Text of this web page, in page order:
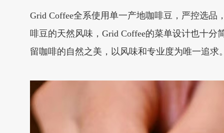
Grid Coffee全系使用单一产地咖啡豆，严控选
啡豆的天然风味，Grid Coffee的菜单设计也十
留咖啡的自然之美，以风味和专业度为唯一追求